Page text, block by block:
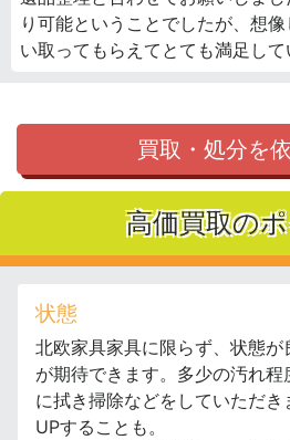
り可能ということでしたが、想
い取ってもらえてとても満足して
買取・処分を
高価買取の
状態
北欧家具家具に限らず、状態が
が期待できます。多少の汚れ
に拭き掃除などをしていただ
UPすることも。